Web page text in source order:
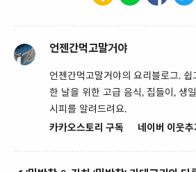
언젠간먹고말거야
언젠간먹고말거야의 요리블로그.
한 날을 위한 고급 음식, 집들이, 생
시피를 알려드려요.
카카오스토리 구독
네이버 이웃추